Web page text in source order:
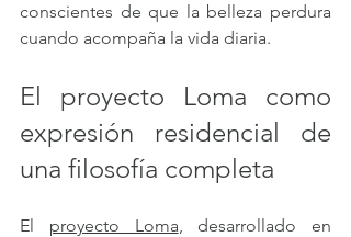
conscientes de que la belleza perdura
cuando acompaña la vida diaria.
El proyecto Loma como
expresión residencial de
una filosofía completa
El proyecto Loma, desarrollado en